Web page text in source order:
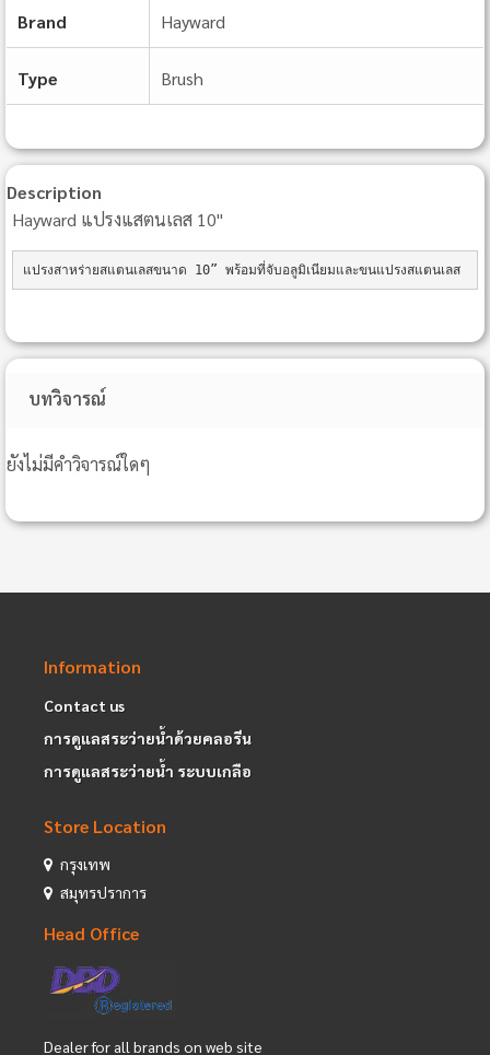
Brand Hayward
Type Brush
Description
Hayward แปรงแสตนเลส 10"
แปรงสาหร่ายสแตนเลสขนาด 10” พร้อมที่จับอลูมิเนียมและขนแปรงสแตนเลส
บทวิจารณ์
ยังไม่มีคำวิจารณ์ใดๆ
Information
Contact us
การดูแลสระว่ายน้ำด้วยคลอรีน
การดูแลสระว่ายน้ำ ระบบเกลือ
Store Location
กรุงเทพ
สมุทรปราการ
Head Office
Dealer for all brands on web site